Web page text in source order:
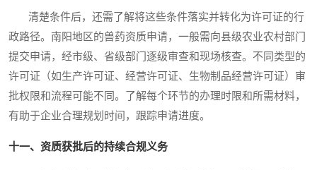
清楚条件后，还需了解将这些条件落实并转化为许可证的行
政路径。南阳地区的兽药资质申请，一般需向县级农业农村部门
提交申请，经市级、省级部门逐级审查和现场核查。不同类型的
许可证（如生产许可证、经营许可证、生物制品经营许可证）审
批权限和流程可能不同。了解每个环节的办理时限和所需材料，
有助于企业合理规划时间，跟踪申请进度。
十一、资质获批后的持续合规义务